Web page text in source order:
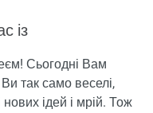
із
Сьогодні Вам
так само веселі,
нових ідей і мрій. Тож